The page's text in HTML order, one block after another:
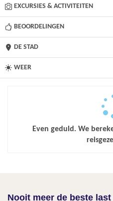
EXCURSIES & ACTIVITEITEN
BEOORDELINGEN
DE STAD
WEER
Even geduld. We
Nooit meer de beste